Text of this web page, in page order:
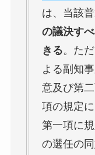
は、当該
の議決す
きる。た
よる副知
意及び第
項の規定
第一項に
の選任の